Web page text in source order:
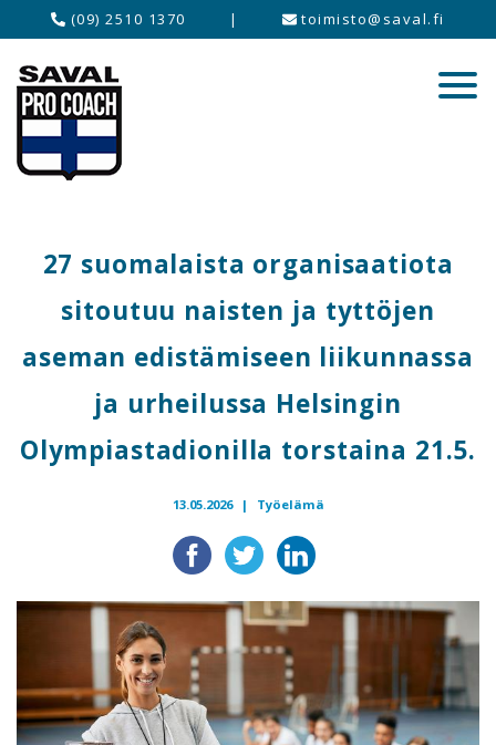
(09) 2510 1370 | toimisto@saval.fi
27 suomalaista organisaatiota
sitoutuu naisten ja tyttöjen
aseman edistämiseen liikunnassa
ja urheilussa Helsingin
Olympiastadionilla torstaina 21.5.
13.05.2026 | Työelämä